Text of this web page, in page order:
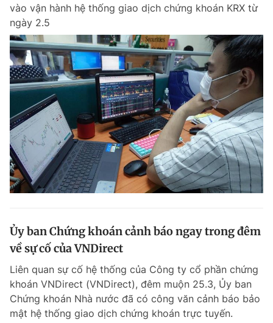
vào vận hành hệ thống giao dịch chứng khoán KRX từ
ngày 2.5
Ủy ban Chứng khoán cảnh báo ngay trong đêm
về sự cố của VNDirect
Liên quan sự cố hệ thống của Công ty cổ phần chứng
khoán VNDirect (VNDirect), đêm muộn 25.3, Ủy ban
Chứng khoán Nhà nước đã có công văn cảnh báo bảo
mật hệ thống giao dịch chứng khoán trực tuyến.